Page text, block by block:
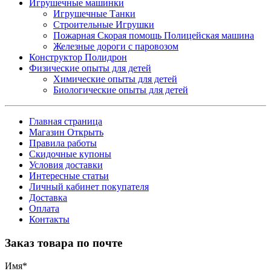
Игрушечные машинки
Игрушечные Танки
Строительные Игрушки
Пожарная Скорая помощь Полицейская машина
Железные дороги с паровозом
Конструктор Полидрон
Физические опыты для детей
Химические опыты для детей
Биологические опыты для детей
Главная страница
Магазин Открыть
Правила работы
Скидочные купоны
Условия доставки
Интересные статьи
Личный кабинет покупателя
Доставка
Оплата
Контакты
Заказ товара по почте
Имя*